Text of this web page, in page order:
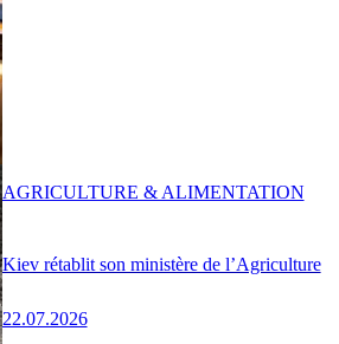
Kiev rétablit son ministère de l’Agriculture
22.07.2026
AGRICULTURE & ALIMENTATION